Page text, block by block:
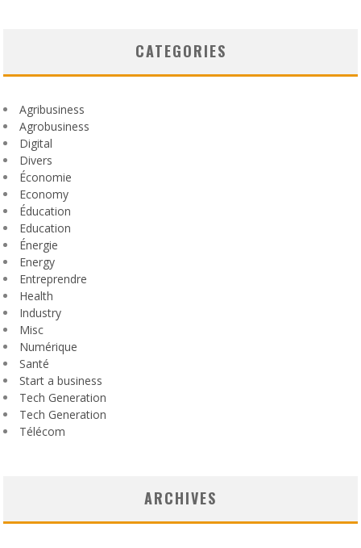
CATEGORIES
Agribusiness
Agrobusiness
Digital
Divers
Économie
Economy
Éducation
Education
Énergie
Energy
Entreprendre
Health
Industry
Misc
Numérique
Santé
Start a business
Tech Generation
Tech Generation
Télécom
ARCHIVES